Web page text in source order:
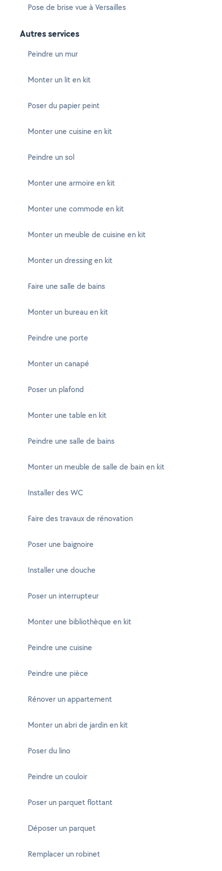
Pose de brise vue à Versailles
Autres services
Peindre un mur
Monter un lit en kit
Poser du papier peint
Monter une cuisine en kit
Peindre un sol
Monter une armoire en kit
Monter une commode en kit
Monter un meuble de cuisine en kit
Monter un dressing en kit
Faire une salle de bains
Monter un bureau en kit
Peindre une porte
Monter un canapé
Poser un plafond
Monter une table en kit
Peindre une salle de bains
Monter un meuble de salle de bain en kit
Installer des WC
Faire des travaux de rénovation
Poser une baignoire
Installer une douche
Poser un interrupteur
Monter une bibliothèque en kit
Peindre une cuisine
Peindre une pièce
Rénover un appartement
Monter un abri de jardin en kit
Poser du lino
Peindre un couloir
Poser un parquet flottant
Déposer un parquet
Remplacer un robinet